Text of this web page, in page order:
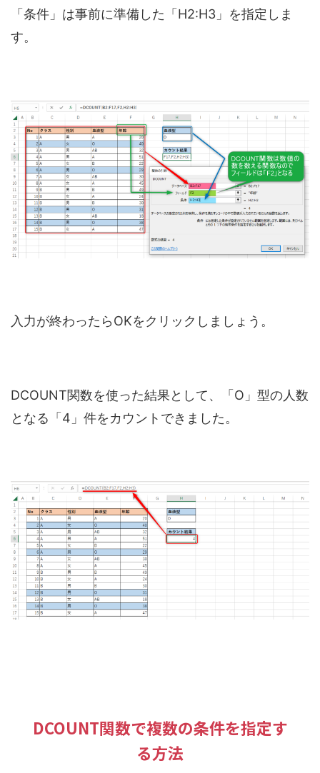
「条件」は事前に準備した「H2:H3」を指定しま
す。
入力が終わったらOKをクリックしましょう。
DCOUNT関数を使った結果として、「O」型の人数
となる「4」件をカウントできました。
DCOUNT関数で複数の条件を指定す
る方法